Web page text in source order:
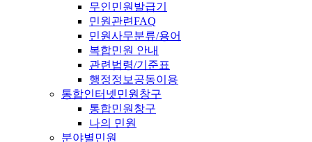
무인민원발급기
민원관련FAQ
민원사무분류/용어
복합민원 안내
관련법령/기준표
행정정보공동이용
통합인터넷민원창구
통합민원창구
나의 민원
분야별민원